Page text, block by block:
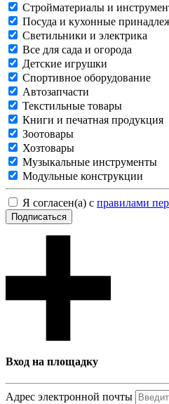
Стройматериалы и
Посуда и кухонные
Светильники и электрика
Все для сада и огорода
Детские игрушки
Спортивное оборудование
Автозапчасти
Текстильные товары
Книги и печатная продукция
Зоотовары
Хозтовары
Музыкальные инструменты
Модульные конструкции
Я согласен(а) с правилами
Подписаться
Вход на площадку
Адрес электронной почты